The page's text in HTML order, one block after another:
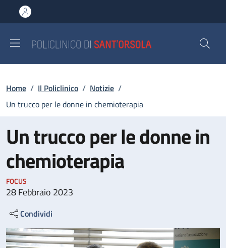
al contenuto principale
to footer content
Briciole di pane
Home / Il Policlinico / Notizie /
Un trucco per le donne in chemioterapia
Un trucco per le donne in
chemioterapia
FOCUS
28 Febbraio 2023
Condividi